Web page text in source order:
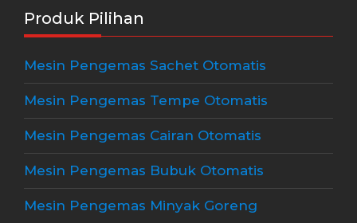
Produk Pilihan
Mesin Pengemas Sachet Otomatis
Mesin Pengemas Tempe Otomatis
Mesin Pengemas Cairan Otomatis
Mesin Pengemas Bubuk Otomatis
Mesin Pengemas Minyak Goreng